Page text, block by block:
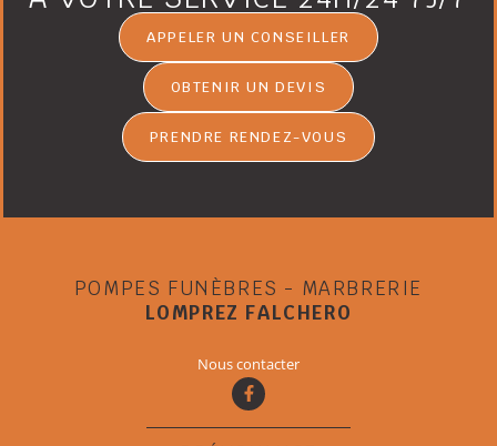
APPELER UN CONSEILLER
OBTENIR UN DEVIS
PRENDRE RENDEZ-VOUS
POMPES FUNÈBRES - MARBRERIE
LOMPREZ FALCHERO
Nous contacter